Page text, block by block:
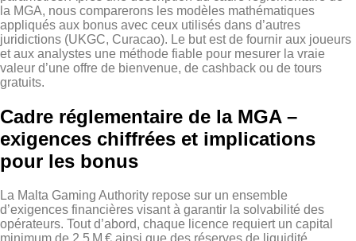
la MGA, nous comparerons les modèles mathématiques
appliqués aux bonus avec ceux utilisés dans d’autres
juridictions (UKGC, Curacao). Le but est de fournir aux joueurs
et aux analystes une méthode fiable pour mesurer la vraie
valeur d’une offre de bienvenue, de cashback ou de tours
gratuits.
Cadre réglementaire de la MGA –
exigences chiffrées et implications
pour les bonus
La Malta Gaming Authority repose sur un ensemble
d’exigences financières visant à garantir la solvabilité des
opérateurs. Tout d’abord, chaque licence requiert un capital
minimum de 2,5 M € ainsi que des réserves de liquidité